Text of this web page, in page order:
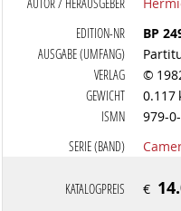
EDITION-NR
BP
AUSGABE (UMFANG)
VERLAG
©
GEWICHT
0.117
ISMN
979-
SERIE (BAND)
KATALOGPREIS €